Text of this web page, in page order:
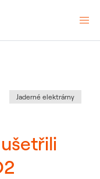
Kategorie:
Jaderné elektrárny